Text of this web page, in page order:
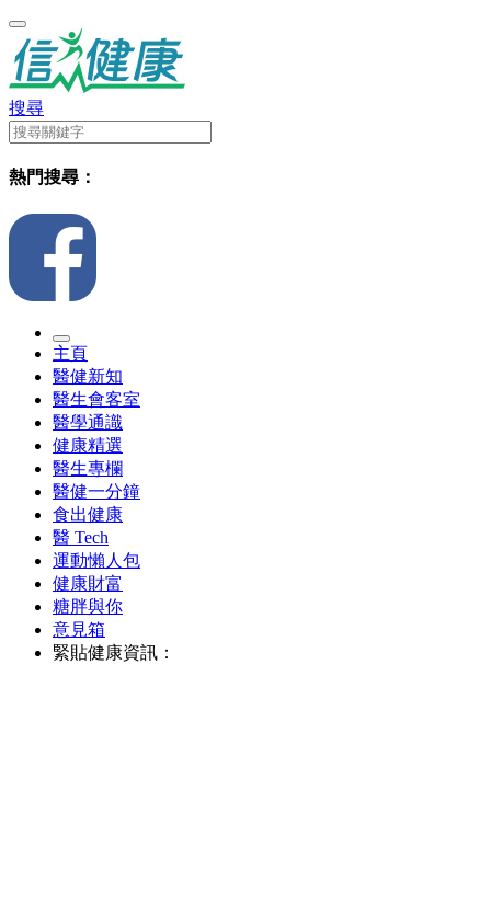
搜尋
熱門搜尋：
主頁
醫健新知
醫生會客室
醫學通識
健康精選
醫生專欄
醫健一分鐘
食出健康
醫 Tech
運動懶人包
健康財富
糖胖與你
意見箱
緊貼健康資訊：